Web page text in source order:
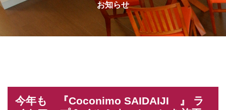
お知らせ
今年も 『Coconimo SAIDAIJI 』 ラ